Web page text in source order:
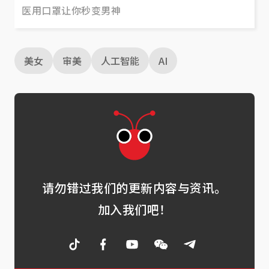
医用口罩让你秒变男神
美女 审美 人工智能 AI
请勿错过我们的更新内容与资讯。
加入我们吧！